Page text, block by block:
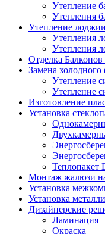
Утепление
Утепления
Утепление
Утепления
Утепления
Отделка
Замена холодного
Утепление
Утепление
Изготовление
Установка
Теплопакет
Монтаж жалюзи
Установка
Установка
Дизайнерские
Ламинация
Окраска